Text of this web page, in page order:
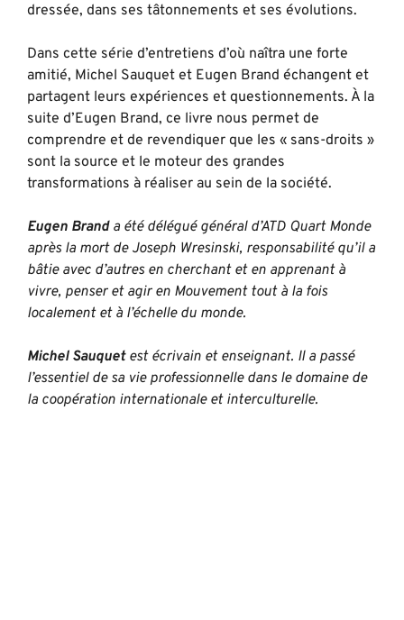
dressée, dans ses tâtonnements et ses évolutions.
Dans cette série d’entretiens d’où naîtra une forte
amitié, Michel Sauquet et Eugen Brand échangent et
partagent leurs expériences et questionnements. À la
suite d’Eugen Brand, ce livre nous permet de
comprendre et de revendiquer que les « sans-droits »
sont la source et le moteur des grandes
transformations à réaliser au sein de la société.
Eugen Branda été délégué général d’ATD Quart Monde
après la mort de Joseph Wresinski, responsabilité qu’il a
bâtie avec d’autres en cherchant et en apprenant à
vivre, penser et agir en Mouvement tout à la fois
localement et à l’échelle du monde.
Michel Sauquetest écrivain et enseignant. Il a passé
l’essentiel de sa vie professionnelle dans le domaine de
la coopération internationale et interculturelle.